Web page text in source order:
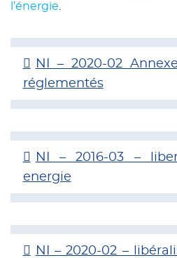
l’énergie
NI – 2020-02
réglementés
NI – 2016-03 –
energie
NI – 2020-02 –